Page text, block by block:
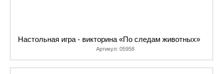
Настольная игра - викторина «По следам животных»
Артикул: 05958